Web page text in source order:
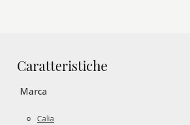
Caratteristiche
Marca
Calia